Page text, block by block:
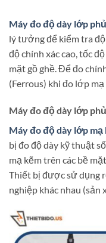
Máy đo độ dày lớp
lý tưởng để kiểm tra
độ chính xác cao, tốc
mặt gồ ghề. Để đo
(Ferrous) khi đo lớp
Máy đo độ dày lớp
Máy đo độ dày lớp mạ
bị đo độ dày kỹ thuật
mạ kẽm trên các bề
Thiết bị được sử dụng
nghiệp khác nhau